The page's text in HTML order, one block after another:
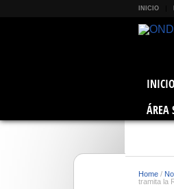
INICIO
INICIO
ÁREA
Home /
tramita la